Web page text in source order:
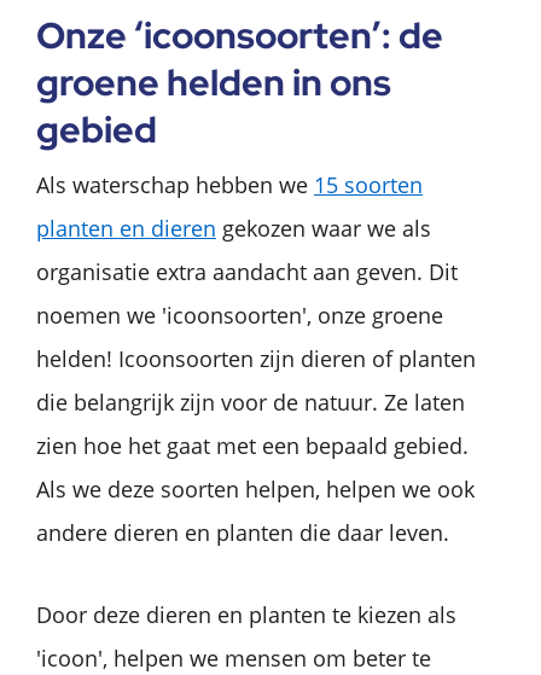
Onze ‘icoonsoorten’: de
groene helden in ons
gebied
Als waterschap hebben we 15 soorten
planten en dieren gekozen waar we als
organisatie extra aandacht aan geven. Dit
noemen we 'icoonsoorten', onze groene
helden! Icoonsoorten zijn dieren of planten
die belangrijk zijn voor de natuur. Ze laten
zien hoe het gaat met een bepaald gebied.
Als we deze soorten helpen, helpen we ook
andere dieren en planten die daar leven.
Door deze dieren en planten te kiezen als
'icoon', helpen we mensen om beter te